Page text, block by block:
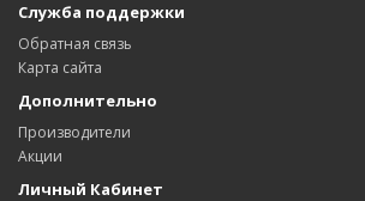
Служба поддержки
Обратная связь
Карта сайта
Дополнительно
Производители
Акции
Личный Кабинет